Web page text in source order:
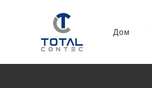
содержимому
Дом